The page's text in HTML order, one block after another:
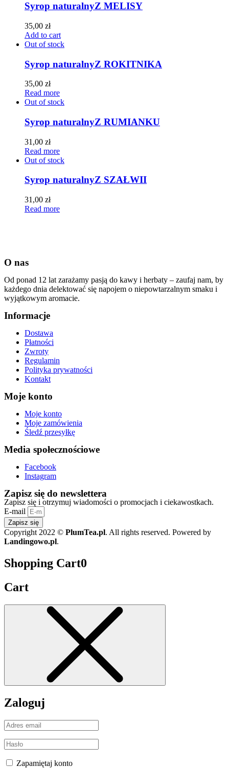
Syrop naturalnyZ MELISY
35,00 zł
Add to cart
Out of stock
Syrop naturalnyZ ROKITNIKA
35,00 zł
Read more
Out of stock
Syrop naturalnyZ RUMIANKU
31,00 zł
Read more
Out of stock
Syrop naturalnyZ SZAŁWII
31,00 zł
Read more
O nas
Od ponad 12 lat zarażamy pasją do kawy i herbaty – zaufaj nam, by
każdego dnia delektować się napojem o niepowtarzalnym smaku i
wyjątkowym aromacie.
Informacje
Dostawa
Płatności
Zwroty
Regulamin
Polityka prywatności
Kontakt
Moje konto
Moje konto
Moje zamówienia
Śledź przesyłkę
Media społecznościowe
Facebook
Instagram
Zapisz się do newslettera
Zapisz się i otrzymuj wiadomości o promocjach i ciekawostkach.
E-mail
Zapisz się
Copyright 2022 © PlumTea.pl. All rights reserved. Powered by
Landingowo.pl.
Shopping Cart0
Cart
Zaloguj
Zapamiętaj konto